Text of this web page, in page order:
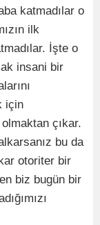
katmadılar o
ilk
İşte o
insani bir
için
çıkar.
bu da
otoriter bir
biz bugün bir